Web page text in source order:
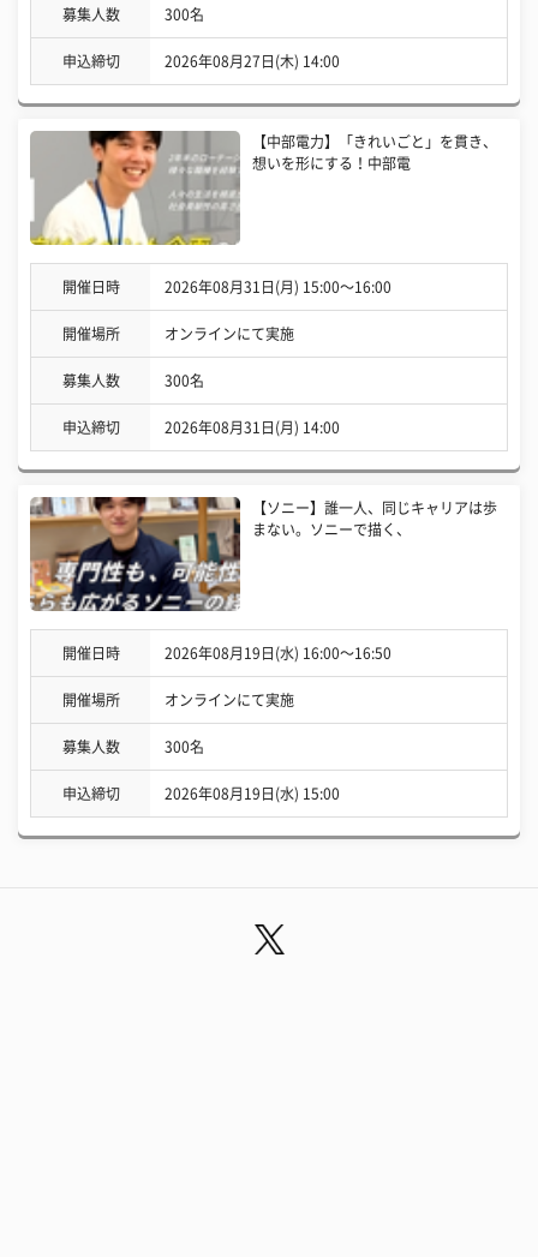
募集人数 300名
申込締切 2026年08月27日(木) 14:00
【中部電力】「きれいごと」を貫き、
想いを形にする！中部電
開催日時 2026年08月31日(月) 15:00〜16:00
開催場所 オンラインにて実施
募集人数 300名
申込締切 2026年08月31日(月) 14:00
【ソニー】誰一人、同じキャリアは歩
まない。ソニーで描く、
開催日時 2026年08月19日(水) 16:00〜16:50
開催場所 オンラインにて実施
募集人数 300名
申込締切 2026年08月19日(水) 15:00